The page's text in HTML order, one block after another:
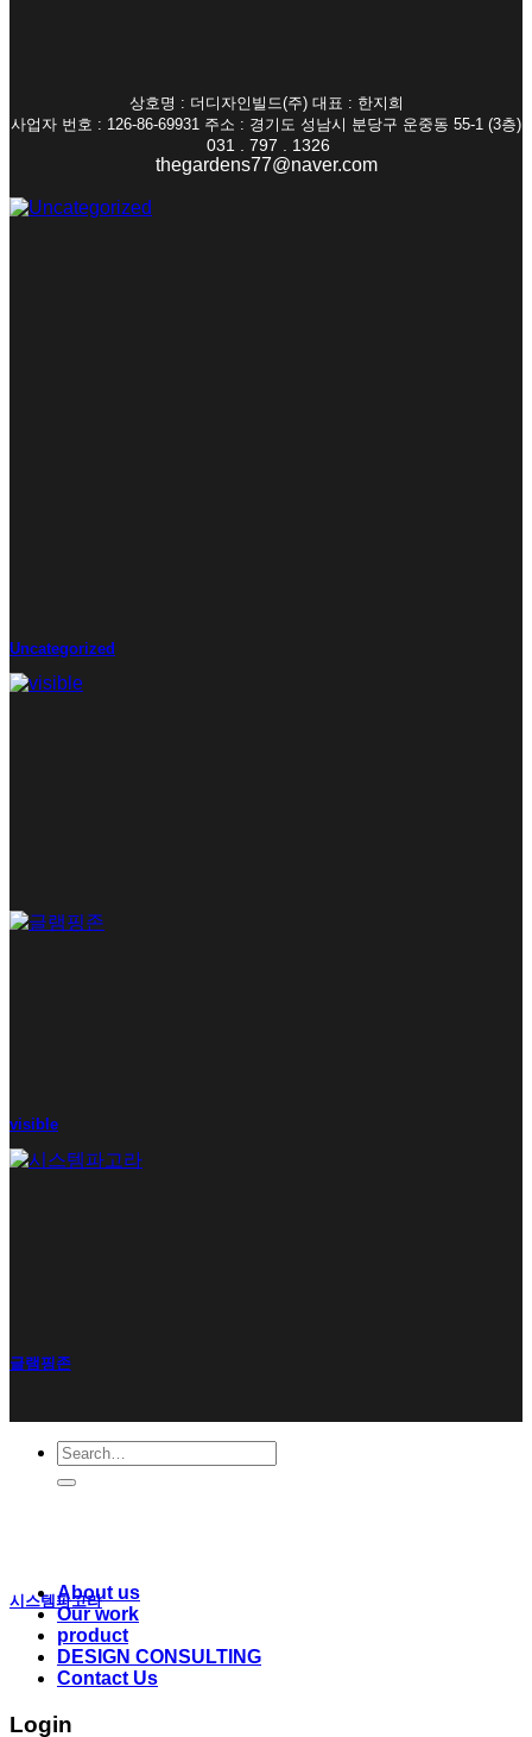
상호명 : 더디자인빌드(주) 대표 : 한지희
사업자 번호 : 126-86-69931 주소 : 경기도 성남시 분당구 운중동 55-1 (3층)
031 . 797 . 1326
thegardens77@naver.com
Uncategorized
visible
글램핑존
시스템파고라
Search
for:
About us
Our work
product
DESIGN CONSULTING
Contact Us
Login